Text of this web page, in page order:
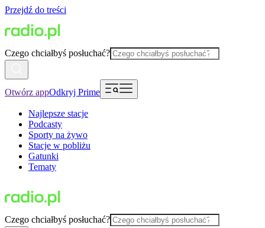
Przejdź do treści
Czego chciałbyś posłuchać?
Otwórz appOdkryj Prime
Najlepsze stacje
Podcasty
Sporty na żywo
Stacje w pobliżu
Gatunki
Tematy
Czego chciałbyś posłuchać?